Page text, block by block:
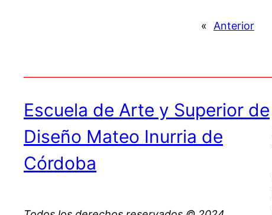
« Anterior
Escuela de Arte y Superior de
Diseño Mateo Inurria de
Córdoba